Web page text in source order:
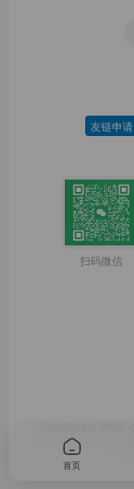
友链申请
扫码微信
首页